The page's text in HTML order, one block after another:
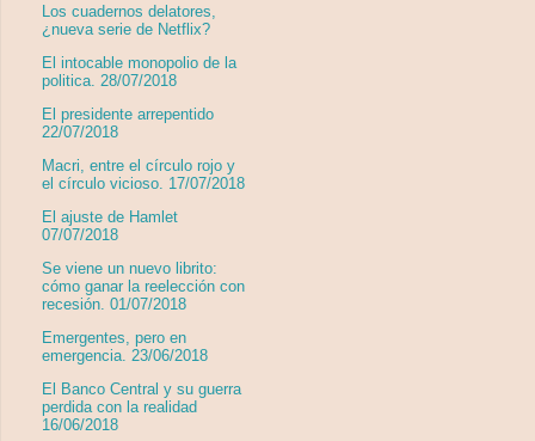
Los cuadernos delatores,
¿nueva serie de Netflix?
El intocable monopolio de la
politica. 28/07/2018
El presidente arrepentido
22/07/2018
Macri, entre el círculo rojo y
el círculo vicioso. 17/07/2018
El ajuste de Hamlet
07/07/2018
Se viene un nuevo librito:
cómo ganar la reelección con
recesión. 01/07/2018
Emergentes, pero en
emergencia. 23/06/2018
El Banco Central y su guerra
perdida con la realidad
16/06/2018